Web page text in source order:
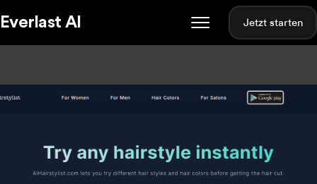
Everlast AI Jetzt starten